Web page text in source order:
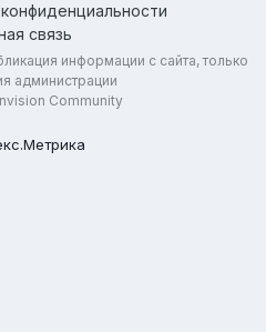
связь
информации с сайта, только
администрации
Community